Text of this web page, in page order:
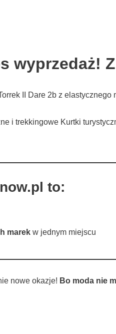
wyprzedaż!
II Dare 2b z
i trekkingowe Kurtki
to:
marekw jednym miejscu
nowe okazje! Bo moda nie